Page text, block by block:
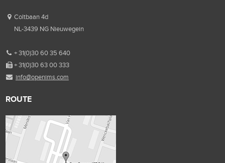
Coltbaan 4d
NL-3439 NG Nieuwegein
+ 31(0)30 60 35 640
+ 31(0)30 63 00 333
info@openims.com
ROUTE